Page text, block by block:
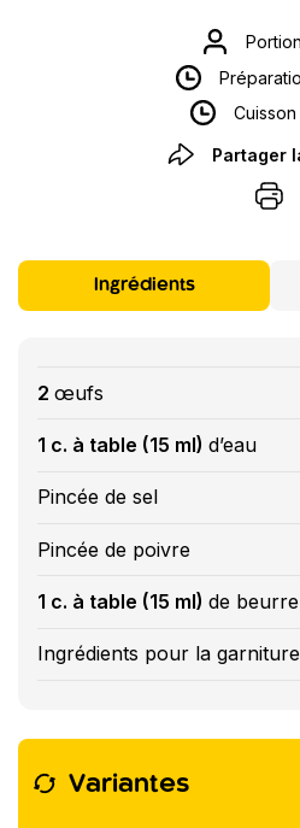
Cuisson
Partager
Ingrédients
2 œufs
1 c. à table (15 ml) d’eau
Pincée de sel
Pincée de poivre
1 c. à table (15 ml) de
Ingrédients pour la garniture
Variantes